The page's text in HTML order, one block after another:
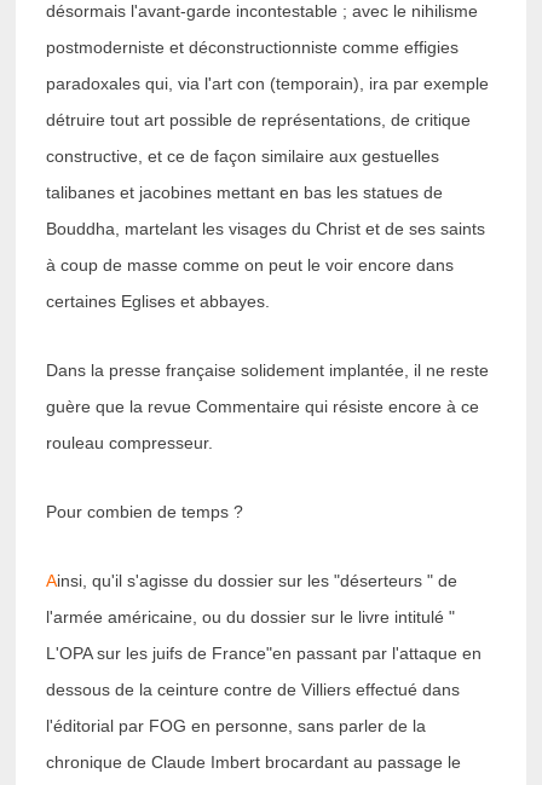
désormais l'avant-garde incontestable ; avec le nihilisme
postmoderniste et déconstructionniste comme effigies
paradoxales qui, via l'art con (temporain), ira par exemple
détruire tout art possible de représentations, de critique
constructive, et ce de façon similaire aux gestuelles
talibanes et jacobines mettant en bas les statues de
Bouddha, martelant les visages du Christ et de ses saints
à coup de masse comme on peut le voir encore dans
certaines Eglises et abbayes.
Dans la presse française solidement implantée, il ne reste
guère que la revue Commentaire qui résiste encore à ce
rouleau compresseur.
Pour combien de temps ?
Ainsi, qu'il s'agisse du dossier sur les "déserteurs " de
l'armée américaine, ou du dossier sur le livre intitulé "
L'OPA sur les juifs de France"en passant par l'attaque en
dessous de la ceinture contre de Villiers effectué dans
l'éditorial par FOG en personne, sans parler de la
chronique de Claude Imbert brocardant au passage le